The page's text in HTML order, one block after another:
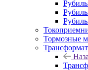
Тормозные